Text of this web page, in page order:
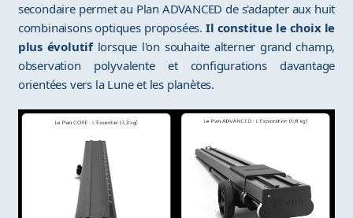
secondaire permet au Plan ADVANCED de s'adapter aux huit
combinaisons optiques proposées. Il constitue le choix le
plus évolutiflorsque l'on souhaite alterner grand champ,
observation polyvalente et configurations davantage
orientées vers la Lune et les planètes.